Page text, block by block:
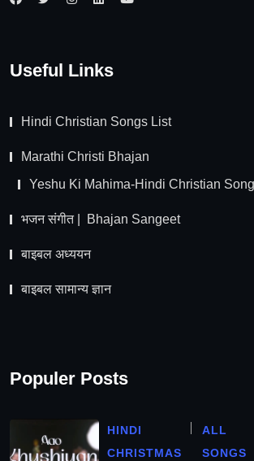
Useful Links
Hindi Christian Songs List
Marathi Christi Bhajan
Yeshu Ki Mahima-Hindi Christian
भजन संगीत | Bhajan Sangeet
बाइबल अध्ययन
बाइबल सामान्य ज्ञान
Populer Posts
HINDI
CHRISTMAS
ALL
SONGS